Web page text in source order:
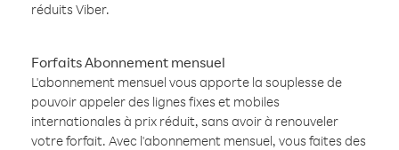
réduits Viber.
Forfaits Abonnement mensuel
L'abonnement mensuel vous apporte la souplesse de
pouvoir appeler des lignes fixes et mobiles
internationales à prix réduit, sans avoir à renouveler
votre forfait. Avec l'abonnement mensuel, vous faites des